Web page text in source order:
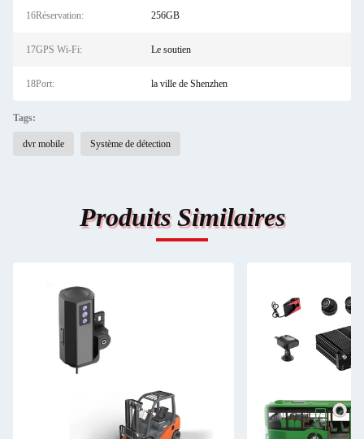
16Réservation: 256GB
17GPS Wi-Fi: Le soutien
18Port: la ville de Shenzhen
Tags:
dvr mobile Système de détection
Produits Similaires